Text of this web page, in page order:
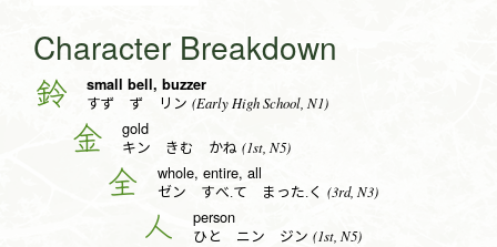
Character Breakdown
鈴 small bell, buzzer
すず ず リン (Early High School, N1)
金 gold
キン きむ かね (1st, N5)
全 whole, entire, all
ゼン すべ.て まった.く (3rd, N3)
人 person
ひと ニン ジン (1st, N5)